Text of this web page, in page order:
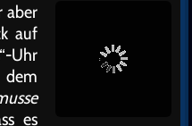
aber
auf
Uhr
es